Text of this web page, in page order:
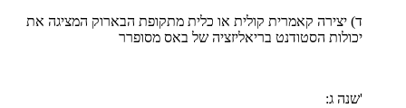
ד) יצירה קאמרית קולית או כלית מתקופת הבארוק המציגה את
יכולות הסטודנט בריאליזציה של באס מסופרר
'שנה ג: